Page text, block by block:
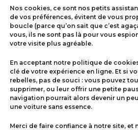
Nos cookies, ce sont nos petits
de vos préférences, évitent de vous
boucle (parce qu’on sait que c’est
vous, ils ne sont pas là pour vous
votre visite plus agréable.
En acceptant notre politique de
clé de votre expérience en ligne. Et si
rebelles, pas de souci : vous pouvez
supprimer, ou leur offrir une petite
navigation pourrait alors devenir un
une voiture sans essence.
Merci de faire confiance à notre site, et
Contact
Politique de